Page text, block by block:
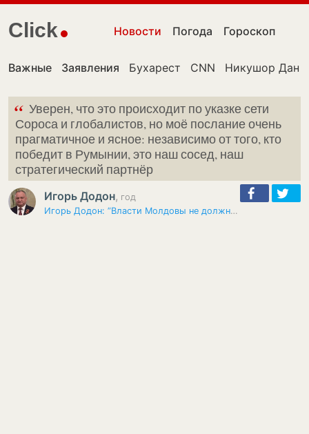
Click Новости Погода Гороскоп
Важные Заявления Бухарест CNN Никушор Дан
“ Уверен, что это происходит по указке сети
Сороса и глобалистов, но моё послание очень
прагматичное и ясное: независимо от того, кто
победит в Румынии, это наш сосед, наш
стратегический партнёр
Игорь Додон, год
Игорь Додон: ”Власти Молдовы не должны вмешиваться в политику Румынии”